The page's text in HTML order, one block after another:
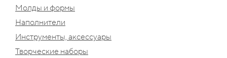
Молды и формы
Наполнители
Инструменты, аксессуары
Творческие наборы